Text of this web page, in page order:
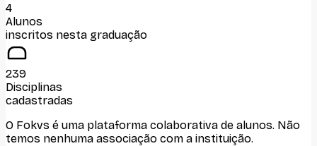
4
Alunos
inscritos nesta graduação
239
Disciplinas
cadastradas
O Fokvs é uma plataforma colaborativa de alunos. Não
temos nenhuma associação com a instituição.